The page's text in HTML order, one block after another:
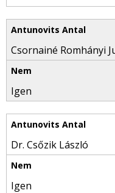
Csornainé Romhányi
Igen
Dr. Csőzik László
Igen